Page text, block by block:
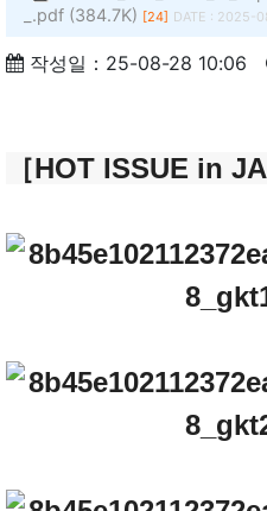
_.pdf (384.7K) [24] DATE : 2025-
작성일：25-08-28 10:06
［HOT ISSUE in